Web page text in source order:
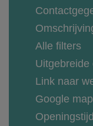
Alle filters
Uitgebreide
Link naar
Google